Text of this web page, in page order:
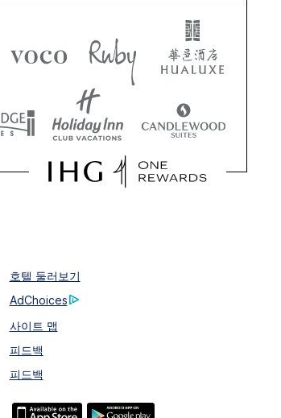
호텔 둘러보기
AdChoices
사이트 맵
피드백
피드백